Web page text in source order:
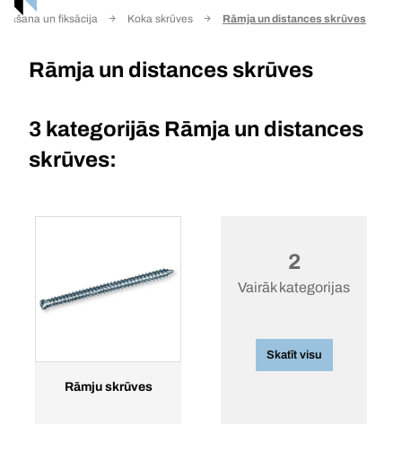
un fiksācija Koka skrūves Rāmja un distances skrūves
Rāmja un distances skrūves
3 kategorijās Rāmja un distances
skrūves:
Rāmju skrūves
2
Vairāk kategorijas
Skatīt visu